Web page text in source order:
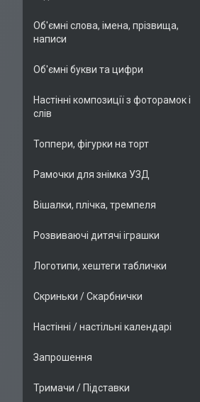
Об'ємні слова, імена, прізвища,
написи
Об'ємні букви та цифри
Настінні композиції з фоторамок і
слів
Топпери, фігурки на торт
Рамочки для знімка УЗД
Вішалки, плічка, тремпеля
Розвиваючі дитячі іграшки
Логотипи, хештеги таблички
Скриньки / Скарбнички
Настінні / настільні календарі
Запрошення
Тримачи / Підставки